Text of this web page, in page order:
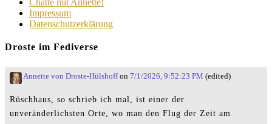
Chatte mit Annette!
Impressum
Datenschutzerklärung
Droste im Fediverse
Annette von Droste-Hülshoffon 7/1/2026, 9:52:23 PM (edited)
Rüschhaus, so schrieb ich mal, ist einer der
unveränderlichsten Orte, wo man den Flug der Zeit am